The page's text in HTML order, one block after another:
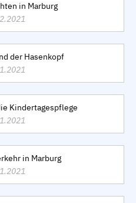
in Marburg
der Hasenkopf
Kindertagespflege
in Marburg